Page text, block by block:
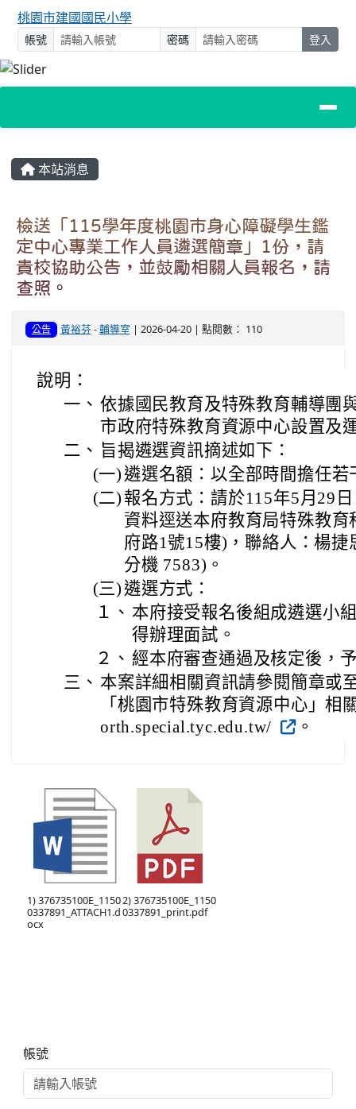
桃園市建國國民小學
帳號 密碼 登入
主內容區域
本站消息
檢送「115學年度桃園市身心障礙學生鑑
定中心專業工作人員遴選簡章」1份，請
貴校協助公告，並鼓勵相關人員報名，請
查照。
公告 黃裕芬-輔導室 | 2026-04-20 | 點閱數： 110
說明：
一、 依據國民教育及特殊教育輔導團
市政府特殊教育資源中心設置及
二、 旨揭遴選資訊摘述如下：
(一) 遴選名額：以全部時間擔任若
(二) 報名方式：請於115年5月29
資料逕送本府教育局特殊教
府路1號15樓)，聯絡人：楊
分機 7583)。
(三) 遴選方式：
１、 本府接受報名後組成遴選小
得辦理面試。
２、 經本府審查通過及核定後，
三、 本案詳細相關資訊請參閱簡章或
「桃園市特殊教育資源中心」相
orth.special.tyc.edu.tw/
。
1) 376735100E_1150
0337891_ATTACH1.d
ocx
2) 376735100E_1150
0337891_print.pdf
帳號